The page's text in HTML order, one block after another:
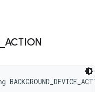
ACTION